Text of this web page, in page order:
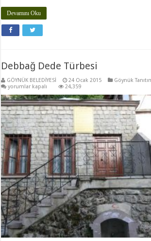
Devamını Oku
Debbağ Dede Türbesi
GÖYNÜK BELEDİYESİ 24 Ocak 2015 Göynük
Debbağ
Türbesi
için
yorumlar kapalı 24,359